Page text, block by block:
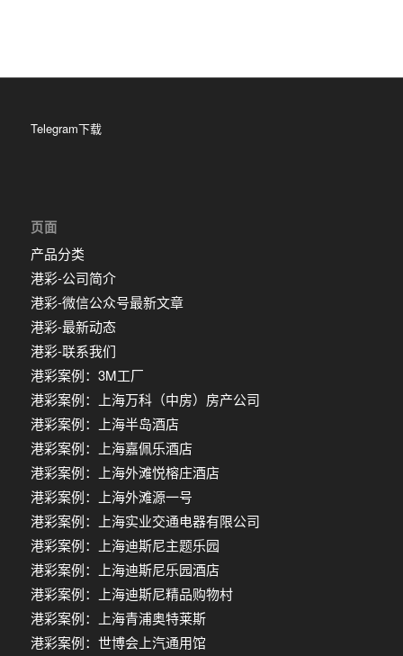
Telegram下载
页面
产品分类
港彩-公司简介
港彩-微信公众号最新文章
港彩-最新动态
港彩-联系我们
港彩案例：3M工厂
港彩案例：上海万科（中房）房产公司
港彩案例：上海半岛酒店
港彩案例：上海嘉佩乐酒店
港彩案例：上海外滩悦榕庄酒店
港彩案例：上海外滩源一号
港彩案例：上海实业交通电器有限公司
港彩案例：上海迪斯尼主题乐园
港彩案例：上海迪斯尼乐园酒店
港彩案例：上海迪斯尼精品购物村
港彩案例：上海青浦奥特莱斯
港彩案例：世博会上汽通用馆